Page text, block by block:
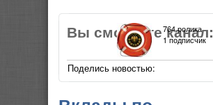
Вы смотрите канал:
Поделись новостью:
764 ролика
1 подписчик